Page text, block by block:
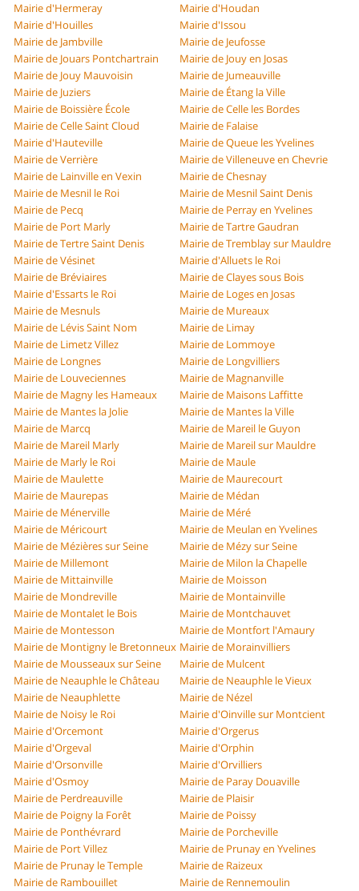
Mairie d'Hermeray
Mairie d'Houdan
Mairie d'Houilles
Mairie d'Issou
Mairie de Jambville
Mairie de Jeufosse
Mairie de Jouars Pontchartrain
Mairie de Jouy en Josas
Mairie de Jouy Mauvoisin
Mairie de Jumeauville
Mairie de Juziers
Mairie de Étang la Ville
Mairie de Boissière École
Mairie de Celle les Bordes
Mairie de Celle Saint Cloud
Mairie de Falaise
Mairie d'Hauteville
Mairie de Queue les Yvelines
Mairie de Verrière
Mairie de Villeneuve en Chevrie
Mairie de Lainville en Vexin
Mairie de Chesnay
Mairie de Mesnil le Roi
Mairie de Mesnil Saint Denis
Mairie de Pecq
Mairie de Perray en Yvelines
Mairie de Port Marly
Mairie de Tartre Gaudran
Mairie de Tertre Saint Denis
Mairie de Tremblay sur Mauldre
Mairie de Vésinet
Mairie d'Alluets le Roi
Mairie de Bréviaires
Mairie de Clayes sous Bois
Mairie d'Essarts le Roi
Mairie de Loges en Josas
Mairie de Mesnuls
Mairie de Mureaux
Mairie de Lévis Saint Nom
Mairie de Limay
Mairie de Limetz Villez
Mairie de Lommoye
Mairie de Longnes
Mairie de Longvilliers
Mairie de Louveciennes
Mairie de Magnanville
Mairie de Magny les Hameaux
Mairie de Maisons Laffitte
Mairie de Mantes la Jolie
Mairie de Mantes la Ville
Mairie de Marcq
Mairie de Mareil le Guyon
Mairie de Mareil Marly
Mairie de Mareil sur Mauldre
Mairie de Marly le Roi
Mairie de Maule
Mairie de Maulette
Mairie de Maurecourt
Mairie de Maurepas
Mairie de Médan
Mairie de Ménerville
Mairie de Méré
Mairie de Méricourt
Mairie de Meulan en Yvelines
Mairie de Mézières sur Seine
Mairie de Mézy sur Seine
Mairie de Millemont
Mairie de Milon la Chapelle
Mairie de Mittainville
Mairie de Moisson
Mairie de Mondreville
Mairie de Montainville
Mairie de Montalet le Bois
Mairie de Montchauvet
Mairie de Montesson
Mairie de Montfort l'Amaury
Mairie de Montigny le Bretonneux Mairie de Morainvilliers
Mairie de Mousseaux sur Seine
Mairie de Mulcent
Mairie de Neauphle le Château
Mairie de Neauphle le Vieux
Mairie de Neauphlette
Mairie de Nézel
Mairie de Noisy le Roi
Mairie d'Oinville sur Montcient
Mairie d'Orcemont
Mairie d'Orgerus
Mairie d'Orgeval
Mairie d'Orphin
Mairie d'Orsonville
Mairie d'Orvilliers
Mairie d'Osmoy
Mairie de Paray Douaville
Mairie de Perdreauville
Mairie de Plaisir
Mairie de Poigny la Forêt
Mairie de Poissy
Mairie de Ponthévrard
Mairie de Porcheville
Mairie de Port Villez
Mairie de Prunay en Yvelines
Mairie de Prunay le Temple
Mairie de Raizeux
Mairie de Rambouillet
Mairie de Rennemoulin